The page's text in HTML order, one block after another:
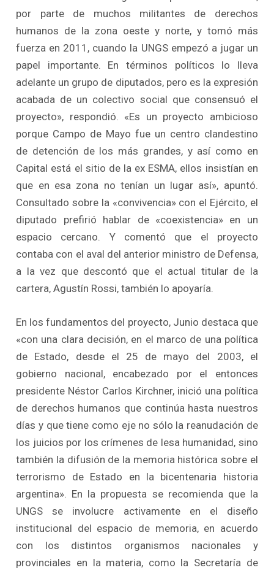
por parte de muchos militantes de derechos
humanos de la zona oeste y norte, y tomó más
fuerza en 2011, cuando la UNGS empezó a jugar un
papel importante. En términos políticos lo lleva
adelante un grupo de diputados, pero es la expresión
acabada de un colectivo social que consensuó el
proyecto», respondió. «Es un proyecto ambicioso
porque Campo de Mayo fue un centro clandestino
de detención de los más grandes, y así como en
Capital está el sitio de la ex ESMA, ellos insistían en
que en esa zona no tenían un lugar así», apuntó.
Consultado sobre la «convivencia» con el Ejército, el
diputado prefirió hablar de «coexistencia» en un
espacio cercano. Y comentó que el proyecto
contaba con el aval del anterior ministro de Defensa,
a la vez que descontó que el actual titular de la
cartera, Agustín Rossi, también lo apoyaría.
En los fundamentos del proyecto, Junio destaca que
«con una clara decisión, en el marco de una política
de Estado, desde el 25 de mayo del 2003, el
gobierno nacional, encabezado por el entonces
presidente Néstor Carlos Kirchner, inició una política
de derechos humanos que continúa hasta nuestros
días y que tiene como eje no sólo la reanudación de
los juicios por los crímenes de lesa humanidad, sino
también la difusión de la memoria histórica sobre el
terrorismo de Estado en la bicentenaria historia
argentina». En la propuesta se recomienda que la
UNGS se involucre activamente en el diseño
institucional del espacio de memoria, en acuerdo
con los distintos organismos nacionales y
provinciales en la materia, como la Secretaría de